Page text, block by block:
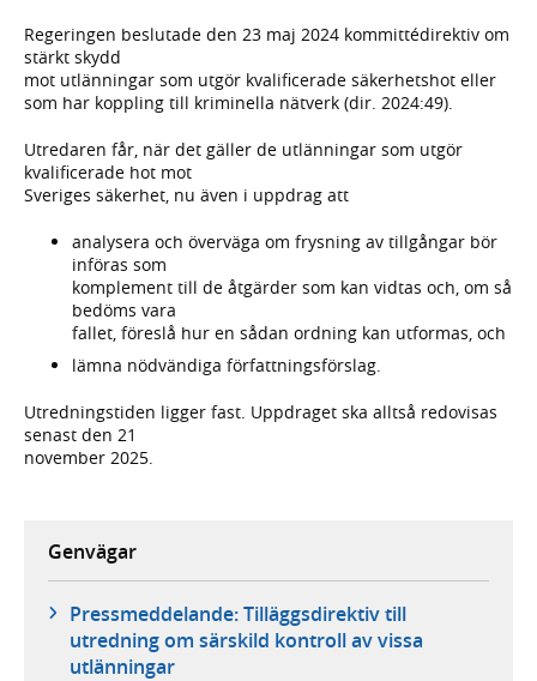
Regeringen beslutade den 23 maj 2024 kommittédirektiv om
stärkt skydd
mot utlänningar som utgör kvalificerade säkerhetshot eller
som har koppling till kriminella nätverk (dir. 2024:49).
Utredaren får, när det gäller de utlänningar som utgör
kvalificerade hot mot
Sveriges säkerhet, nu även i uppdrag att
analysera och överväga om frysning av tillgångar bör
införas som
komplement till de åtgärder som kan vidtas och, om så
bedöms vara
fallet, föreslå hur en sådan ordning kan utformas, och
lämna nödvändiga författningsförslag.
Utredningstiden ligger fast. Uppdraget ska alltså redovisas
senast den 21
november 2025.
Genvägar
Pressmeddelande: Tilläggsdirektiv till
utredning om särskild kontroll av vissa
utlänningar